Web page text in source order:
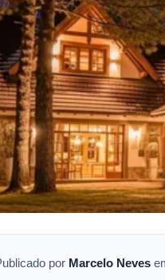
por Marcelo Neves